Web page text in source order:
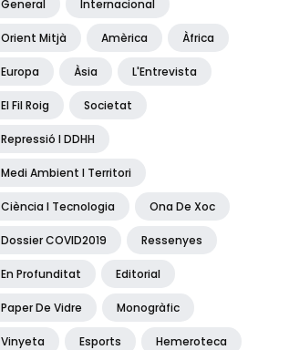
General Internacional
Orient Mitjà Amèrica Àfrica
Europa Àsia L'Entrevista
El Fil Roig Societat
Repressió I DDHH
Medi Ambient I Territori
Ciència I Tecnologia Ona De Xoc
Dossier COVID2019 Ressenyes
En Profunditat Editorial
Paper De Vidre Monogràfic
Vinyeta Esports Hemeroteca